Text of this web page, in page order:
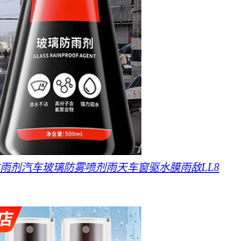
剂汽车玻璃防雾喷剂雨天车窗驱水膜雨敌LL8